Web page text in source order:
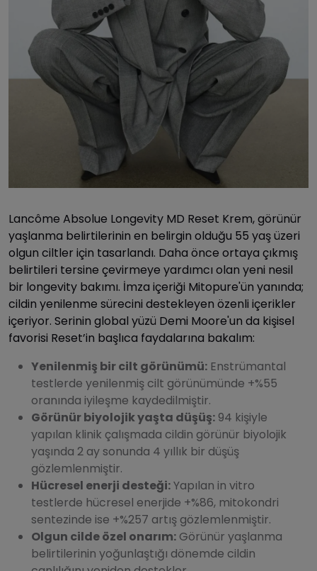
Lancôme Absolue Longevity MD Reset Krem, görünür
yaşlanma belirtilerinin en belirgin olduğu 55 yaş üzeri
olgun ciltler için tasarlandı. Daha önce ortaya çıkmış
belirtileri tersine çevirmeye yardımcı olan yeni nesil
bir longevity bakımı. İmza içeriği Mitopure'ün yanında;
cildin yenilenme sürecini destekleyen özenli içerikler
içeriyor. Serinin global yüzü Demi Moore'un da kişisel
favorisi Reset’in başlıca faydalarına bakalım:
Yenilenmiş bir cilt görünümü: Enstrümantal
testlerde yenilenmiş cilt görünümünde +%55
oranında iyileşme kaydedilmiştir.
Görünür biyolojik yaşta düşüş: 94 kişiyle
yapılan klinik çalışmada cildin görünür biyolojik
yaşında 2 ay sonunda 4 yıllık bir düşüş
gözlemlenmiştir.
Hücresel enerji desteği:Yapılan in vitro
testlerde hücresel enerjide +%86, mitokondri
sentezinde ise +%257 artış gözlemlenmiştir.
Olgun cilde özel onarım: Görünür yaşlanma
belirtilerinin yoğunlaştığı dönemde cildin